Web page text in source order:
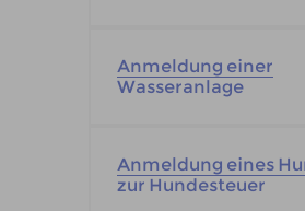
Anmeldung einer
Wasseranlage
Anmeldung eines
zur Hundesteuer